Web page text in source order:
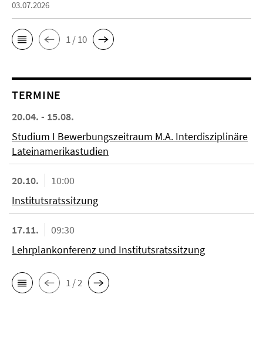
03.07.2026
1 / 10
TERMINE
20.04. - 15.08.
Studium I Bewerbungszeitraum M.A. Interdisziplinäre
Lateinamerikastudien
20.10.
10:00
Institutsratssitzung
17.11.
09:30
Lehrplankonferenz und Institutsratssitzung
1 / 2